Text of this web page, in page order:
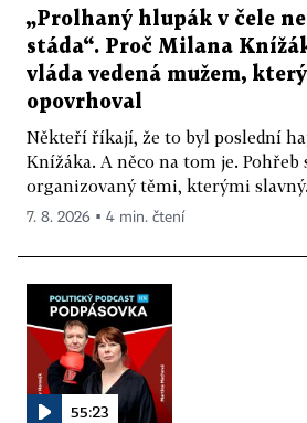
„Prolhaný hlupák v čele
stáda“. Proč Milana
vláda vedená mužem,
opovrhoval
Někteří říkají, že to byl poslední
Knížáka. A něco na tom je.
organizovaný těmi, kterými
7. 8. 2026 ▪ 4 min. čtení
55:23